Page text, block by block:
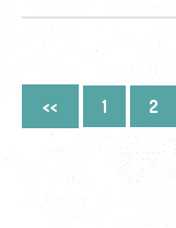
<< 1 2